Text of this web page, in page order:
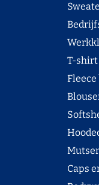
T-shirt
Fleece
Blousen
Softshell
Mutsen
Caps en